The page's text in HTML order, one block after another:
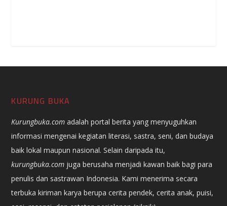
KURUNG BUKA
Kurungbuka.com adalah portal berita yang menyuguhkan
informasi mengenai kegiatan literasi, sastra, seni, dan budaya
baik lokal maupun nasional. Selain daripada itu,
kurungbuka.com juga berusaha menjadi kawan baik bagi para
penulis dan sastrawan Indonesia. Kami menerima secara
terbuka kiriman karya berupa cerita pendek, cerita anak, puisi,